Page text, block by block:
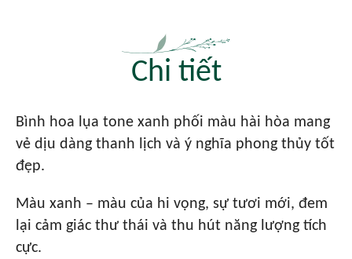
Chi tiết
Bình hoa lụa tone xanh phối màu hài hòa mang
vẻ dịu dàng thanh lịch và ý nghĩa phong thủy tốt
đẹp.
Màu xanh – màu của hi vọng, sự tươi mới, đem
lại cảm giác thư thái và thu hút năng lượng tích
cực.